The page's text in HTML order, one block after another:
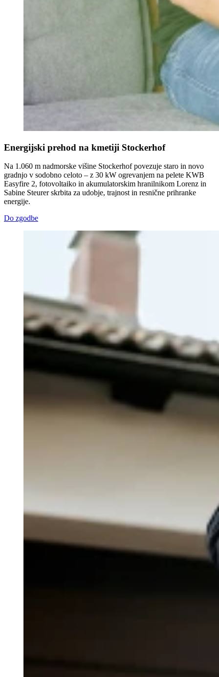
Energijski prehod na kmetiji Stockerhof
Na 1.060 m nadmorske višine Stockerhof povezuje staro in novo
gradnjo v sodobno celoto – z 30 kW ogrevanjem na pelete KWB
Easyfire 2, fotovoltaiko in akumulatorskim hranilnikom Lorenz in
Sabine Steurer skrbita za udobje, trajnost in resnične prihranke
energije.
Do zgodbe